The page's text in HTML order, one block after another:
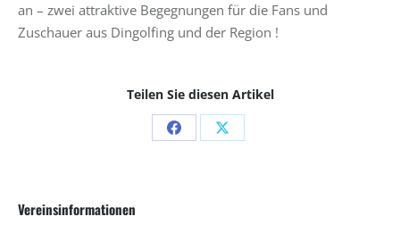
an – zwei attraktive Begegnungen für die Fans und
Zuschauer aus Dingolfing und der Region !
Teilen Sie diesen Artikel
Share Share
Vereinsinformationen